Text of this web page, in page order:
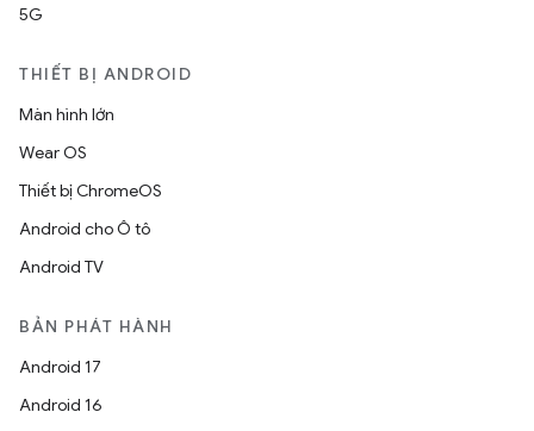
5G
THIẾT BỊ ANDROID
Màn hình lớn
Wear OS
Thiết bị ChromeOS
Android cho Ô tô
Android TV
BẢN PHÁT HÀNH
Android 17
Android 16